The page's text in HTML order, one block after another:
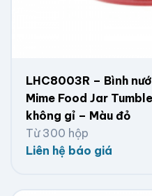
LHC8003R – Bình
Mime Food Jar
không gỉ – Màu đỏ
Từ 300 hộp
Liên hệ báo giá